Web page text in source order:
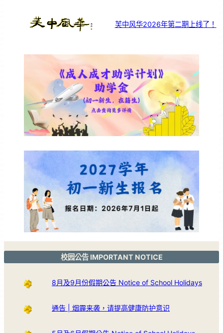
芙中风华2026年第二期上线了！
校园公告 IMPORTANT NOTICE
8月及9月份假期公告 Notice of School Holidays
通告 | 烟霾来袭，请提高健康防护意识